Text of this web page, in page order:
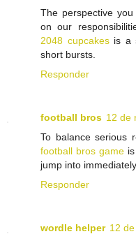
The perspective
on our
2048 cupcakesis a
short bursts.
Responder
football bros 12 de
To balance serious
football bros gameis
jump into
Responder
wordle helper 12